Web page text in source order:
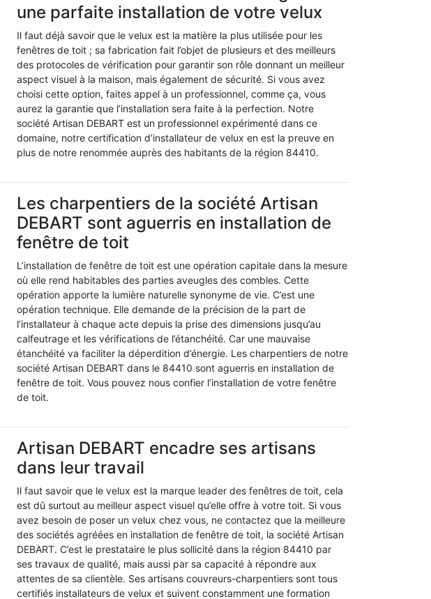
une parfaite installation de votre velux
Il faut déjà savoir que le velux est la matière la plus utilisée pour les
fenêtres de toit ; sa fabrication fait l’objet de plusieurs et des meilleurs
des protocoles de vérification pour garantir son rôle donnant un meilleur
aspect visuel à la maison, mais également de sécurité. Si vous avez
choisi cette option, faites appel à un professionnel, comme ça, vous
aurez la garantie que l’installation sera faite à la perfection. Notre
société Artisan DEBART est un professionnel expérimenté dans ce
domaine, notre certification d’installateur de velux en est la preuve en
plus de notre renommée auprès des habitants de la région 84410.
Les charpentiers de la société Artisan
DEBART sont aguerris en installation de
fenêtre de toit
L’installation de fenêtre de toit est une opération capitale dans la mesure
où elle rend habitables des parties aveugles des combles. Cette
opération apporte la lumière naturelle synonyme de vie. C’est une
opération technique. Elle demande de la précision de la part de
l’installateur à chaque acte depuis la prise des dimensions jusqu’au
calfeutrage et les vérifications de l’étanchéité. Car une mauvaise
étanchéité va faciliter la déperdition d’énergie. Les charpentiers de notre
société Artisan DEBART dans le 84410 sont aguerris en installation de
fenêtre de toit. Vous pouvez nous confier l’installation de votre fenêtre
de toit.
Artisan DEBART encadre ses artisans
dans leur travail
Il faut savoir que le velux est la marque leader des fenêtres de toit, cela
est dû surtout au meilleur aspect visuel qu’elle offre à votre toit. Si vous
avez besoin de poser un velux chez vous, ne contactez que la meilleure
des sociétés agréées en installation de fenêtre de toit, la société Artisan
DEBART. C’est le prestataire le plus sollicité dans la région 84410 par
ses travaux de qualité, mais aussi par sa capacité à répondre aux
attentes de sa clientèle. Ses artisans couvreurs-charpentiers sont tous
certifiés installateurs de velux et suivent constamment une formation